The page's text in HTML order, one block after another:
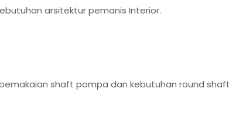
arsitektur pemanis Interior.
shaft pompa dan kebutuhan round